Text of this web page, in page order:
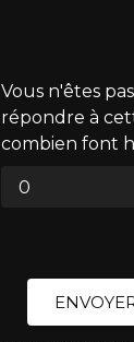
Vous n'êtes
répondre à
combien font